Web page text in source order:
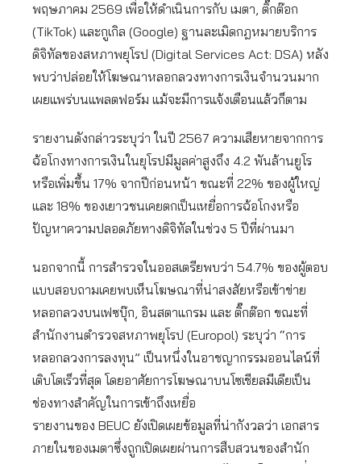
พฤษภาคม 2569 เพื่อให้ดำเนินการกับ เมตา, ติ๊กต๊อก
(TikTok) และกูเกิล (Google) ฐานละเมิดกฎหมายบริการ
ดิจิทัลของสหภาพยุโรป (Digital Services Act: DSA) หลัง
พบว่าปล่อยให้โฆษณาหลอกลวงทางการเงินจำนวนมาก
เผยแพร่บนแพลตฟอร์ม แม้จะมีการแจ้งเตือนแล้วก็ตาม
รายงานดังกล่าวระบุว่า ในปี 2567 ความเสียหายจากการ
ฉ้อโกงทางการเงินในยุโรปมีมูลค่าสูงถึง 4.2 พันล้านยูโร
หรือเพิ่มขึ้น 17% จากปีก่อนหน้า ขณะที่ 22% ของผู้ใหญ่
และ 18% ของเยาวชนเคยตกเป็นเหยื่อการฉ้อโกงหรือ
ปัญหาความปลอดภัยทางดิจิทัลในช่วง 5 ปีที่ผ่านมา
นอกจากนี้ การสำรวจในออสเตรียพบว่า 54.7% ของผู้ตอบ
แบบสอบถามเคยพบเห็นโฆษณาที่น่าสงสัยหรือเข้าข่าย
หลอกลวงบนเฟซบุ๊ก, อินสตาแกรม และ ติ๊กต๊อก ขณะที่
สำนักงานตำรวจสหภาพยุโรป (Europol) ระบุว่า “การ
หลอกลวงการลงทุน” เป็นหนึ่งในอาชญากรรมออนไลน์ที่
เติบโตเร็วที่สุด โดยอาศัยการโฆษณาบนโซเชียลมีเดียเป็น
ช่องทางสำคัญในการเข้าถึงเหยื่อ
รายงานของ BEUC ยังเปิดเผยข้อมูลที่น่ากังวลว่า เอกสาร
ภายในของเมตาซึ่งถูกเปิดเผยผ่านการสืบสวนของสำนัก